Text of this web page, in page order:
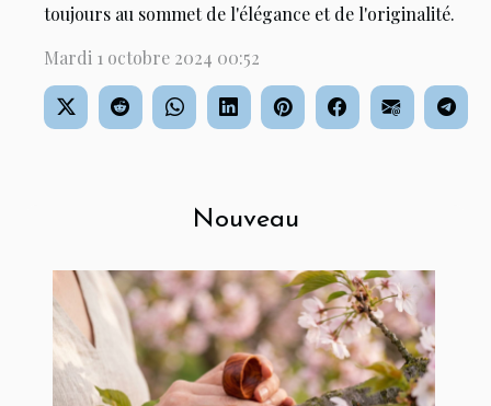
Nouveau
toujours au sommet de l'élégance et de l'originalité.
Mardi 1 octobre 2024 00:52